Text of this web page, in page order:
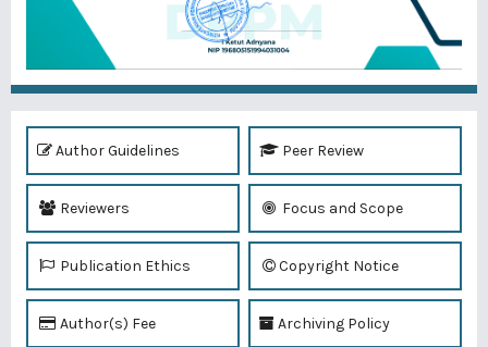
Author Guidelines Peer Review
Reviewers Focus and Scope
Publication Ethics Copyright Notice
Author(s) Fee Archiving Policy